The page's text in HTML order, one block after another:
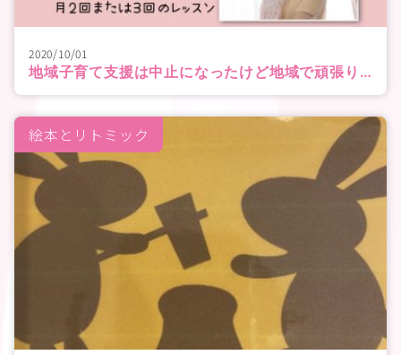
2020/10/01
地域子育て支援は中止になったけど地域で頑張ります
絵本とリトミック